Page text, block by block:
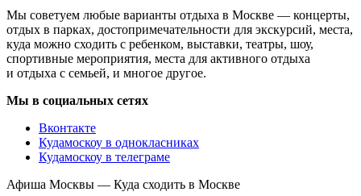
Мы советуем любые варианты отдыха в Москве — концерты,
отдых в парках, достопримечательности для экскурсий, места,
куда можно сходить с ребенком, выставки, театры, шоу,
спортивные мероприятия, места для активного отдыха
и отдыха с семьей, и многое другое.
Мы в социальных сетях
Вконтакте
Кудамоскоу в однокласниках
Кудамоскоу в телеграме
Афиша Москвы — Куда сходить в Москве